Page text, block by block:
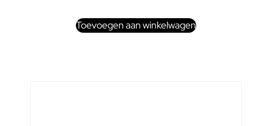
Toevoegen aan winkelwagen